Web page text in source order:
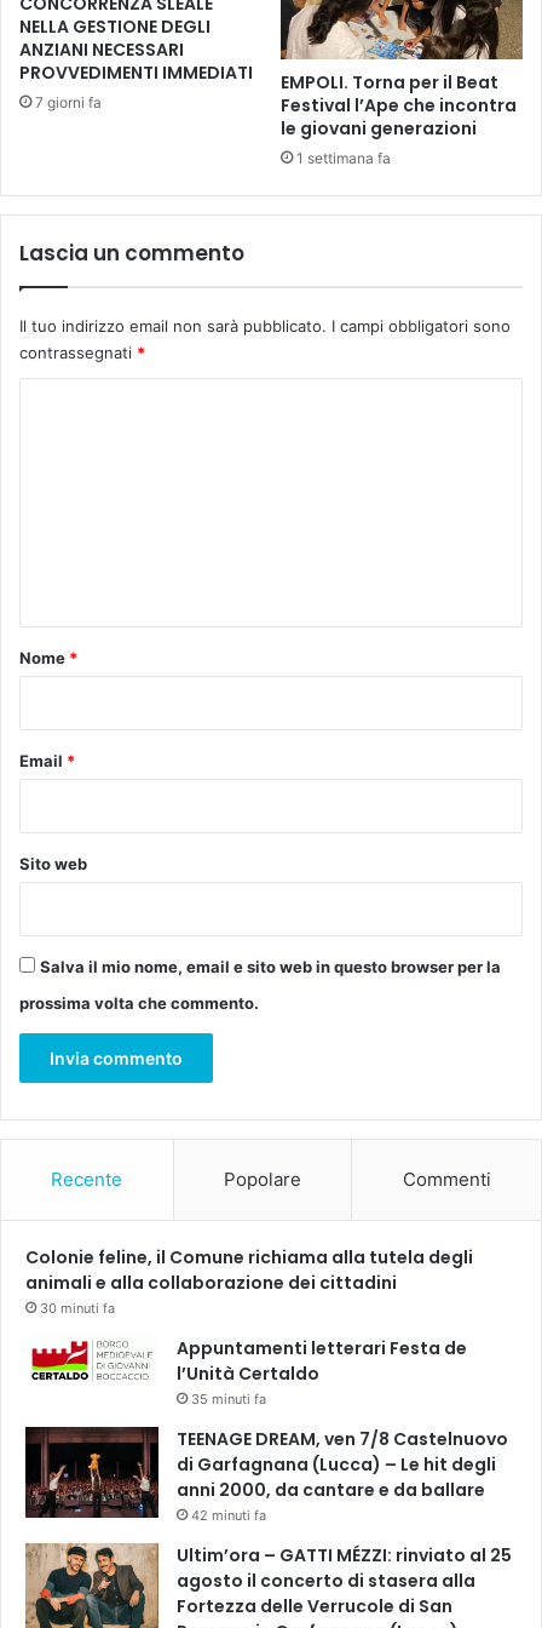
n
c
h
i
o
e
v
i
a
r
e
i
f
o
r
a
d
i
i
b
o
d
r
t
t
g
3
NELLA GESTIONE DEGLI
ANZIANI NECESSARI
PROVVEDIMENTI IMMEDIATI
7 giorni fa
EMPOLI. Torna per il Beat
Festival l’Ape che incontra
le giovani generazioni
1 settimana fa
Lascia un commento
Il tuo indirizzo email non sarà pubblicato. I campi obbligatori sono
contrassegnati *
o
Nome *
Email *
Sito web
Salva il mio nome, email e sito web in questo browser per la
prossima volta che commento.
Recente Popolare Commenti
Colonie feline, il Comune richiama alla tutela degli
animali e alla collaborazione dei cittadini
30 minuti fa
Appuntamenti letterari Festa de
l’Unità Certaldo
35 minuti fa
TEENAGE DREAM, ven 7/8 Castelnuovo
di Garfagnana (Lucca) – Le hit degli
anni 2000, da cantare e da ballare
42 minuti fa
Ultim’ora – GATTI MÉZZI: rinviato al 25
agosto il concerto di stasera alla
Fortezza delle Verrucole di San